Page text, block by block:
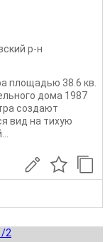
р-н
площадью 38.6 кв.
дома 1987
создают
вид на тихую